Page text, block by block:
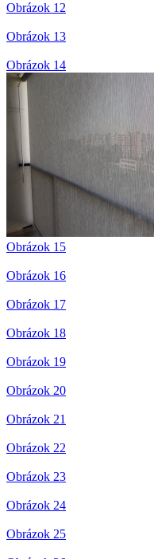
Obrázok 12
Obrázok 13
Obrázok 14
Obrázok 15
Obrázok 16
Obrázok 17
Obrázok 18
Obrázok 19
Obrázok 20
Obrázok 21
Obrázok 22
Obrázok 23
Obrázok 24
Obrázok 25